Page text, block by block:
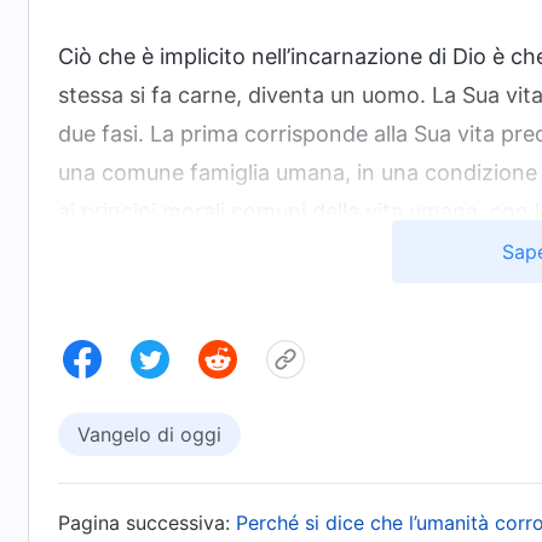
Ciò che è implicito nell’incarnazione di Dio è
stessa si fa carne, diventa un uomo. La Sua
due fasi. La prima corrisponde alla Sua vita
una comune famiglia umana, in una
debolezze umane e le emozioni umane
dimora ancora in una condizione di umanità
ministero e durante questo periodo la Sua
ordinaria della Sua divinità; poiché, ormai, la
grado di svolgere il Suo ministero. Così, la
Vangelo di oggi
Pagina successiva: Perché si dice che l’umanità